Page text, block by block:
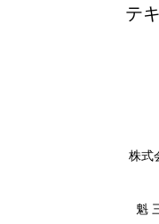
テ
株式
魁